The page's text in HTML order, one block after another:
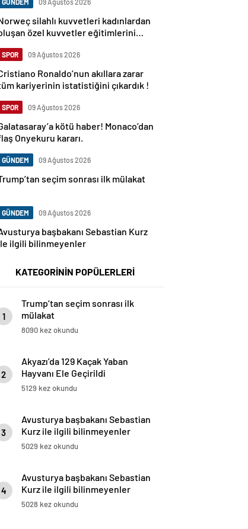
GÜNDEM 09 Ağustos 2026
silahlı kuvvetleri kadınlardan
özel kuvvetler eğitimlerini
SPOR 09 Ağustos 2026
Ronaldo’nun akıllara zarar
kariyerinin istatistiğini çıkardık !
SPOR 09 Ağustos 2026
kötü haber! Monaco’dan
Onyekuru kararı.
GÜNDEM 09 Ağustos 2026
seçim sonrası ilk mülakat
GÜNDEM 09 Ağustos 2026
başbakanı Sebastian Kurz
ilgili bilinmeyenler
KATEGORİNİN POPÜLERLERİ
1
Trump’tan seçim sonrası ilk
mülakat
8090 kez okundu
2
Akyazı’da 129 Kaçak Yaban
Hayvanı Ele Geçirildi
5129 kez okundu
3
Avusturya başbakanı Sebastian
Kurz ile ilgili bilinmeyenler
5029 kez okundu
4
Avusturya başbakanı Sebastian
Kurz ile ilgili bilinmeyenler
5028 kez okundu